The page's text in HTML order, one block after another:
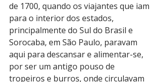
de 1700, quando os viajantes que iam
para o interior dos estados,
principalmente do Sul do Brasil e
Sorocaba, em São Paulo, paravam
aqui para descansar e alimentar-se,
por ser um antigo pouso de
tropeiros e burros, onde circulavam